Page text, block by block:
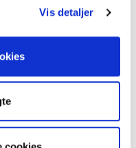
Vis detaljer